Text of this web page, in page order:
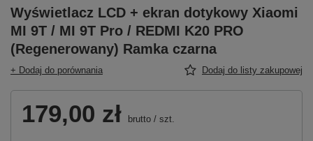
Wyświetlacz LCD + ekran dotykowy Xiaomi
MI 9T / MI 9T Pro / REDMI K20 PRO
(Regenerowany) Ramka czarna
+ Dodaj do porównania Dodaj do listy zakupowej
179,00 zł brutto / szt.